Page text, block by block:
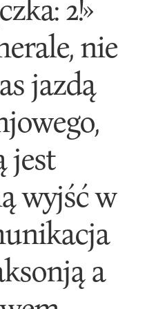
2!»
nie
jazdą
jest
wyjść w
a